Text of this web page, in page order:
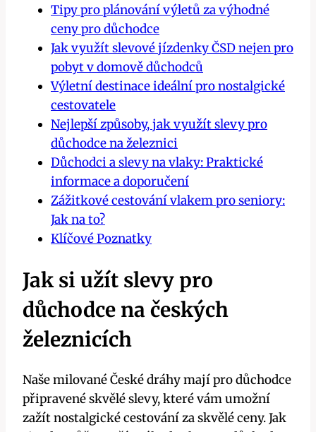
Tipy pro plánování výletů za výhodné
ceny pro důchodce
Jak využít slevové jízdenky ČSD nejen pro
pobyt v domově důchodců
Výletní destinace ideální pro nostalgické
cestovatele
Nejlepší způsoby, jak využít slevy pro
důchodce na železnici
Důchodci a slevy na vlaky: Praktické
informace a doporučení
Zážitkové cestování vlakem pro seniory:
Jak na to?
Klíčové Poznatky
Jak si užít slevy pro
důchodce na českých
železnicích
Naše milované České dráhy mají pro důchodce
připravené skvělé slevy, které vám umožní
zažít nostalgické cestování za skvělé ceny. Jak